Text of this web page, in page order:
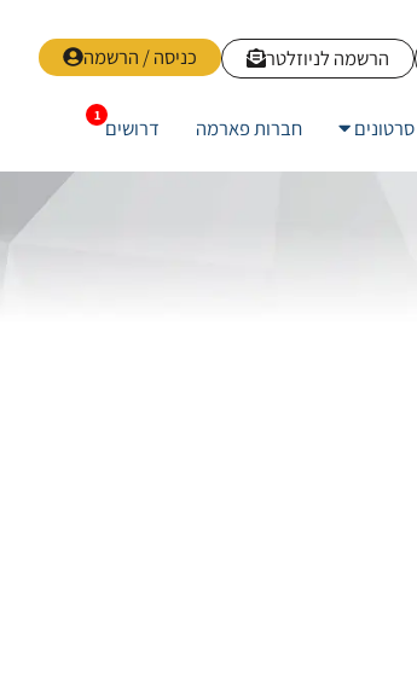
כניסה / הרשמה הרשמה לניוזלטר
סרטונים חברות פארמה דרושים